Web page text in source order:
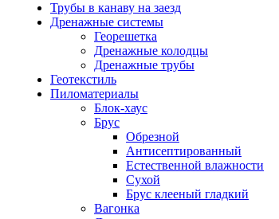
Трубы в канаву на заезд
Дренажные системы
Георешетка
Дренажные колодцы
Дренажные трубы
Геотекстиль
Пиломатериалы
Блок-хаус
Брус
Обрезной
Антисептированный
Естественной влажности
Сухой
Брус клееный гладкий
Вагонка